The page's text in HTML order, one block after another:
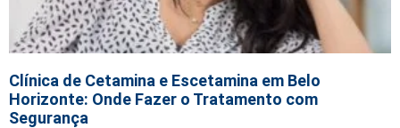
Clínica de Cetamina e Escetamina em Belo
Horizonte: Onde Fazer o Tratamento com
Segurança